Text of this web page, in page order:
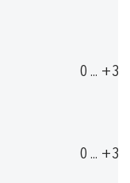
0 ... +35
0 ... +35